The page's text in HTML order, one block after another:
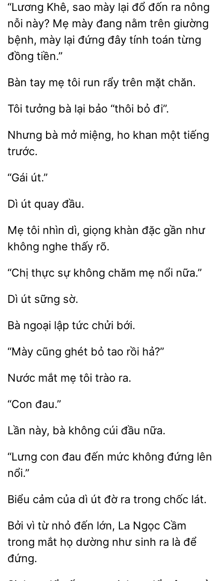
“Lương Khê, sao mày lại
đốn ra
nỗi này? Mẹ mày đang nằm trên giường
bệnh, mày lại đứng đây tính toán từng
tiền.”
Bàn tay mẹ tôi trên mặt
tưởng bà lại bảo “thôi
Nhưng bà mở miệng, ho tiếng
Dì
Mẹ nhìn dì, giọng khàn
gần như
không
thấy rõ.
“Chị sự không mẹ nữa.”
út
lập tức chửi
ghét bỏ tao rồi
Nước tôi ra.
này, bà không đầu
“Lưng con đau đến mức
nổi.”
của dì út đờ ra trong chốc
Bởi
nhỏ đến lớn, La Ngọc Cầm
trong mắt họ
như sinh ra là để
đứng.